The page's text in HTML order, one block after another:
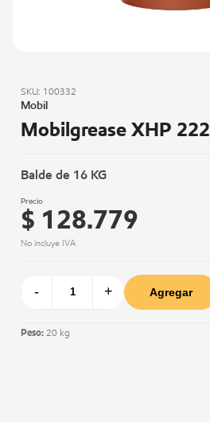
SKU: 100332
Mobil
Mobilgrease XHP 222
Balde de 16 KG
Precio
$ 128.779
No incluye IVA
- + Agregar
Peso: 20 kg